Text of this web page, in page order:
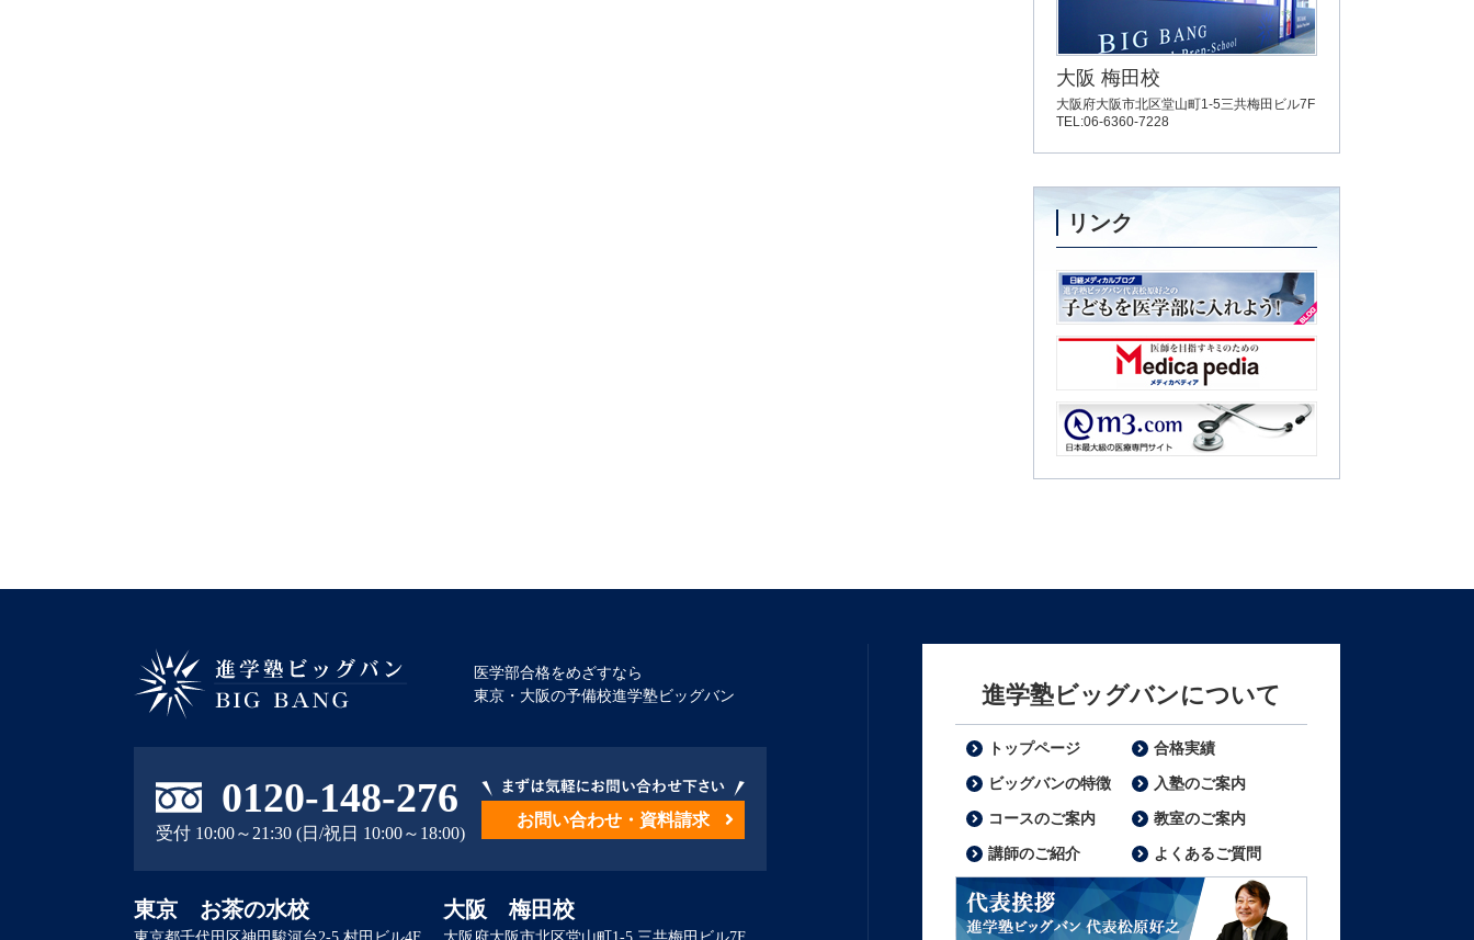
大阪 梅田校
大阪府大阪市北区堂山町1-5三共梅田ビル7F
TEL:06-6360-7228
リンク
子どもを医学部に入れよう！
Medica pedia
医学部合格をめざすなら
東京・大阪の予備校進学塾ビッグバン
0120-148-276
受付 10:00～21:30 (日/祝日 10:00～18:00)
お問い合わせ・資料請求
東京 お茶の水校 大阪 梅田校
進学塾ビッグバンについて
トップページ 合格実績
ビッグバンの特徴 入塾のご案内
コースのご案内 教室のご案内
講師のご紹介 よくあるご質問